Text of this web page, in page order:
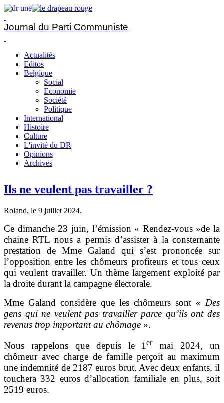
Journal du Parti Communiste
Actualités
Editos
Belgique
Social
Economie
Société
Politique
International
Histoire
Culture
L'invité du DR
Opinions
Archives
Ils ne veulent pas travailler ?
Roland, le 9 juillet 2024.
Ce dimanche 23 juin, l’émission « Rendez-vous »de la
chaine RTL nous a permis d’assister à la consternante
prestation de Mme Galand qui s’est prononcée sur
l’opposition entre les chômeurs profiteurs et tous ceux
qui veulent travailler. Un thème largement exploité par
la droite durant la campagne électorale.
Mme Galand considère que les chômeurs sont « Des
gens qui ne veulent pas travailler parce qu’ils ont des
revenus trop important au chômage ».
Nous rappelons que depuis le 1ermai 2024, un
chômeur avec charge de famille perçoit au maximum
une indemnité de 2187 euros brut. Avec deux enfants, il
touchera 332 euros d’allocation familiale en plus, soit
2519 euros.